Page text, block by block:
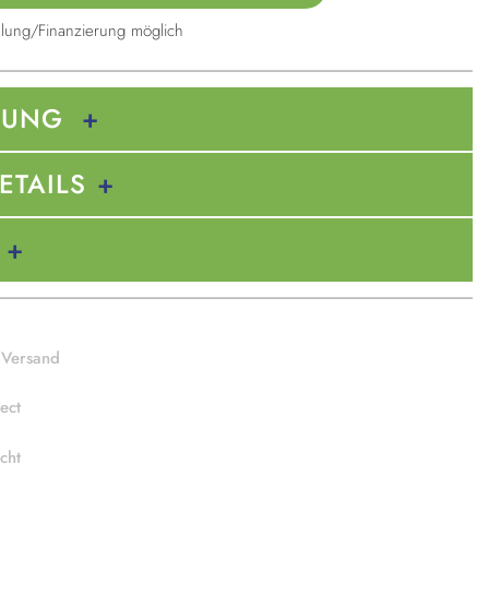
Finanzierung möglich